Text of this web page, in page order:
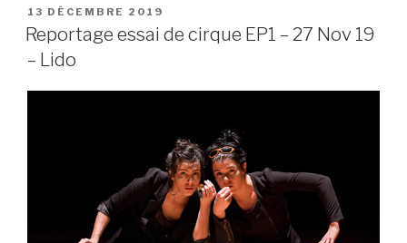
PUBLIÉ
LE
13 DÉCEMBRE 2019
Reportage essai de cirque EP1 – 27 Nov 19
– Lido